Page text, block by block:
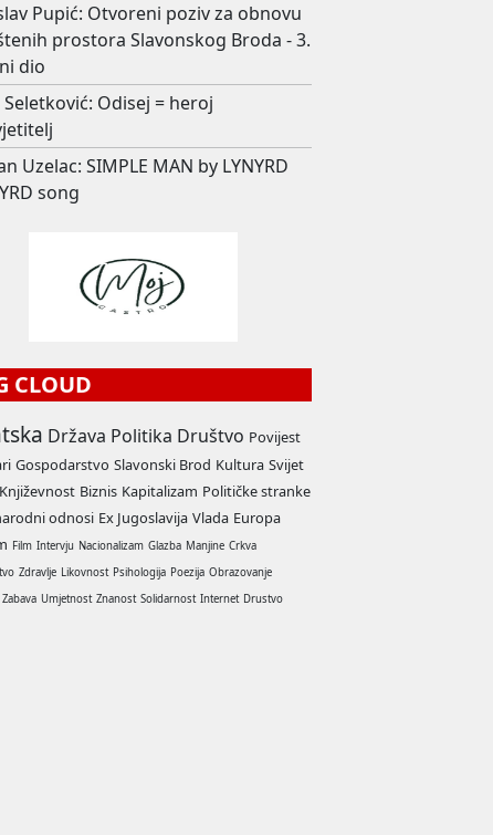
Pupić: Otvoreni poziv za obnovu
prostora Slavonskog Broda - 3.
dio
Odisej = heroj
Uzelac: SIMPLE MAN by LYNYRD
song
CLOUD
Država Politika Društvo Povijest
Gospodarstvo Slavonski Brod Kultura Svijet
Književnost Biznis Kapitalizam Političke stranke
odnosi Ex Jugoslavija Vlada Europa
Film Intervju Nacionalizam Glazba Manjine Crkva
Zdravlje Likovnost Psihologija Poezija Obrazovanje
Zabava Umjetnost Znanost Solidarnost Internet Drustvo